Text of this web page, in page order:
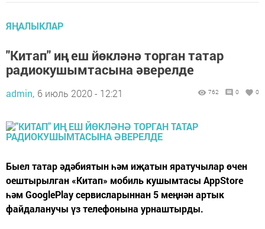
ЯҢАЛЫКЛАР
"Китап" иң еш йөкләнә торган татар
радиокушымтасына әверелде
admin, 6 июль 2020 - 12:21 762 0 0
Быел татар әдәбиятын һәм иҗатын яратучылар өчен
оештырылган «Китап» мобиль кушымтасы AppStore
һәм GooglePlay сервисларыннан 5 меңнән артык
файдаланучы үз телефонына урнаштырды.